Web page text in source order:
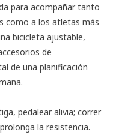
para acompañar tanto
como a los atletas más
bicicleta ajustable,
de
de una planificación
pedalear alivia; correr
la resistencia.